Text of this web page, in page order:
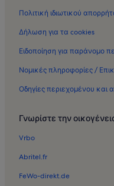
Καρδιοχειρουργικό Κέντρο
Ενοικιαζόμενες
Ελληνισμού
Ενοικιαζόμενες
Αθηνών
Ενοικιαζόμενες
Καλών Τεχνών Αθηνών
Πολιτική ιδιωτικού
Δήλωση για τα cookies
Ειδοποίηση για παράνομο
Νομικές πληροφορίες /
Οδηγίες περιεχομένου και
Γνωρίστε την
Vrbo
Abritel.fr
FeWo-direkt.de